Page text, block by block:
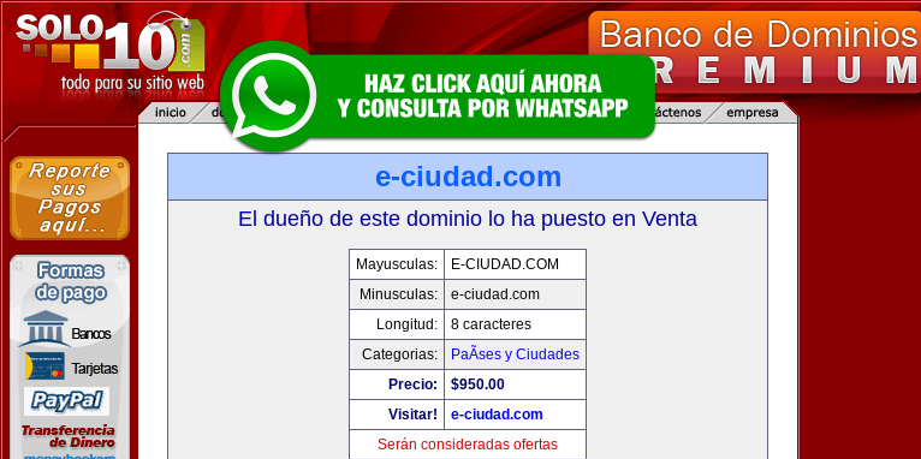
e-ciudad.com
El dueño de este dominio lo ha puesto en Venta
Mayusculas:
E-CIUDAD.COM
Minusculas:
e-ciudad.com
Longitud:
8 caracteres
Categorias:
PaÃ­ses y Ciudades
Precio:
$950.00
Visitar!
e-ciudad.com
Serán consideradas ofertas